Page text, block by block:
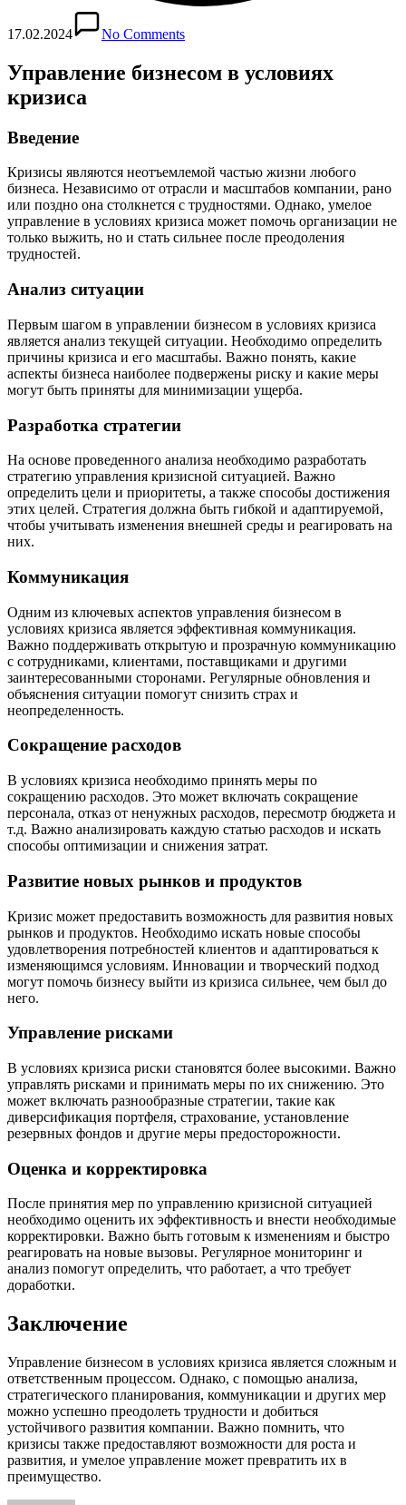
17.02.2024 No Comments
Управление бизнесом в условиях
кризиса
Введение
Кризисы являются неотъемлемой частью жизни любого
бизнеса. Независимо от отрасли и масштабов компании, рано
или поздно она столкнется с трудностями. Однако, умелое
управление в условиях кризиса может помочь организации не
только выжить, но и стать сильнее после преодоления
трудностей.
Анализ ситуации
Первым шагом в управлении бизнесом в условиях кризиса
является анализ текущей ситуации. Необходимо определить
причины кризиса и его масштабы. Важно понять, какие
аспекты бизнеса наиболее подвержены риску и какие меры
могут быть приняты для минимизации ущерба.
Разработка стратегии
На основе проведенного анализа необходимо разработать
стратегию управления кризисной ситуацией. Важно
определить цели и приоритеты, а также способы достижения
этих целей. Стратегия должна быть гибкой и адаптируемой,
чтобы учитывать изменения внешней среды и реагировать на
них.
Коммуникация
Одним из ключевых аспектов управления бизнесом в
условиях кризиса является эффективная коммуникация.
Важно поддерживать открытую и прозрачную коммуникацию
с сотрудниками, клиентами, поставщиками и другими
заинтересованными сторонами. Регулярные обновления и
объяснения ситуации помогут снизить страх и
неопределенность.
Сокращение расходов
В условиях кризиса необходимо принять меры по
сокращению расходов. Это может включать сокращение
персонала, отказ от ненужных расходов, пересмотр бюджета и
т.д. Важно анализировать каждую статью расходов и искать
способы оптимизации и снижения затрат.
Развитие новых рынков и продуктов
Кризис может предоставить возможность для развития новых
рынков и продуктов. Необходимо искать новые способы
удовлетворения потребностей клиентов и адаптироваться к
изменяющимся условиям. Инновации и творческий подход
могут помочь бизнесу выйти из кризиса сильнее, чем был до
него.
Управление рисками
В условиях кризиса риски становятся более высокими. Важно
управлять рисками и принимать меры по их снижению. Это
может включать разнообразные стратегии, такие как
диверсификация портфеля, страхование, установление
резервных фондов и другие меры предосторожности.
Оценка и корректировка
После принятия мер по управлению кризисной ситуацией
необходимо оценить их эффективность и внести необходимые
корректировки. Важно быть готовым к изменениям и быстро
реагировать на новые вызовы. Регулярное мониторинг и
анализ помогут определить, что работает, а что требует
доработки.
Заключение
Управление бизнесом в условиях кризиса является сложным и
ответственным процессом. Однако, с помощью анализа,
стратегического планирования, коммуникации и других мер
можно успешно преодолеть трудности и добиться
устойчивого развития компании. Важно помнить, что
кризисы также предоставляют возможности для роста и
развития, и умелое управление может превратить их в
преимущество.